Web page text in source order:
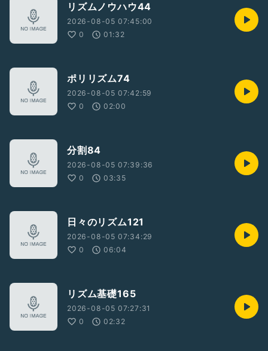
リズムノウハウ44
2026-08-05 07:45:00
0
01:32
ポリリズム74
2026-08-05 07:42:59
0
02:00
分割84
2026-08-05 07:39:36
0
03:35
日々のリズム121
2026-08-05 07:34:29
0
06:04
リズム基礎165
2026-08-05 07:27:31
0
02:32